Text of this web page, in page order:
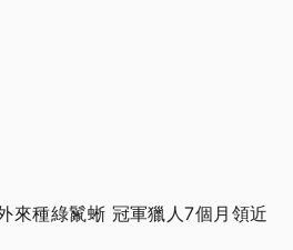
來種綠鬣蜥 冠軍獵人7個月領近